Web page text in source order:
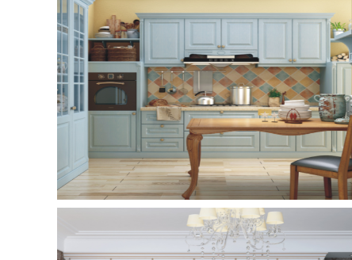
案例展示